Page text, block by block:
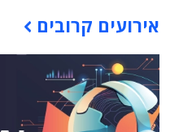
אירועים קרובים